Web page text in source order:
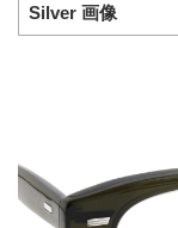
Silver 画像